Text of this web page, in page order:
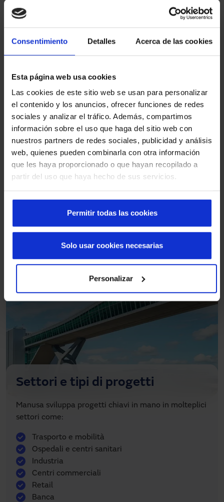
Consentimiento Detalles Acerca de las cookies
Esta página web usa cookies
Las cookies de este sitio web se usan para personalizar
el contenido y los anuncios, ofrecer funciones de redes
sociales y analizar el tráfico. Además, compartimos
información sobre el uso que haga del sitio web con
nuestros partners de redes sociales, publicidad y análisis
web, quienes pueden combinarla con otra información
que les haya proporcionado o que hayan recopilado a
partir del uso que haya hecho de sus servicios.
Permitir todas las cookies
Personalizar
Solo usar cookies necesarias
Produzione propria, che garantisce qualità,
affidabilità e tempi controllati
Manutenzione specializzata effettuata da
tecnici certificati di Manusa
Settori e tipi di progetti
Manusa sviluppa progetti chiavi in mano in molteplici
settori come:
Trasporto e mobilità
Ospedali e centri sanitari
Industria
Centri commerciali
Retail
Banca